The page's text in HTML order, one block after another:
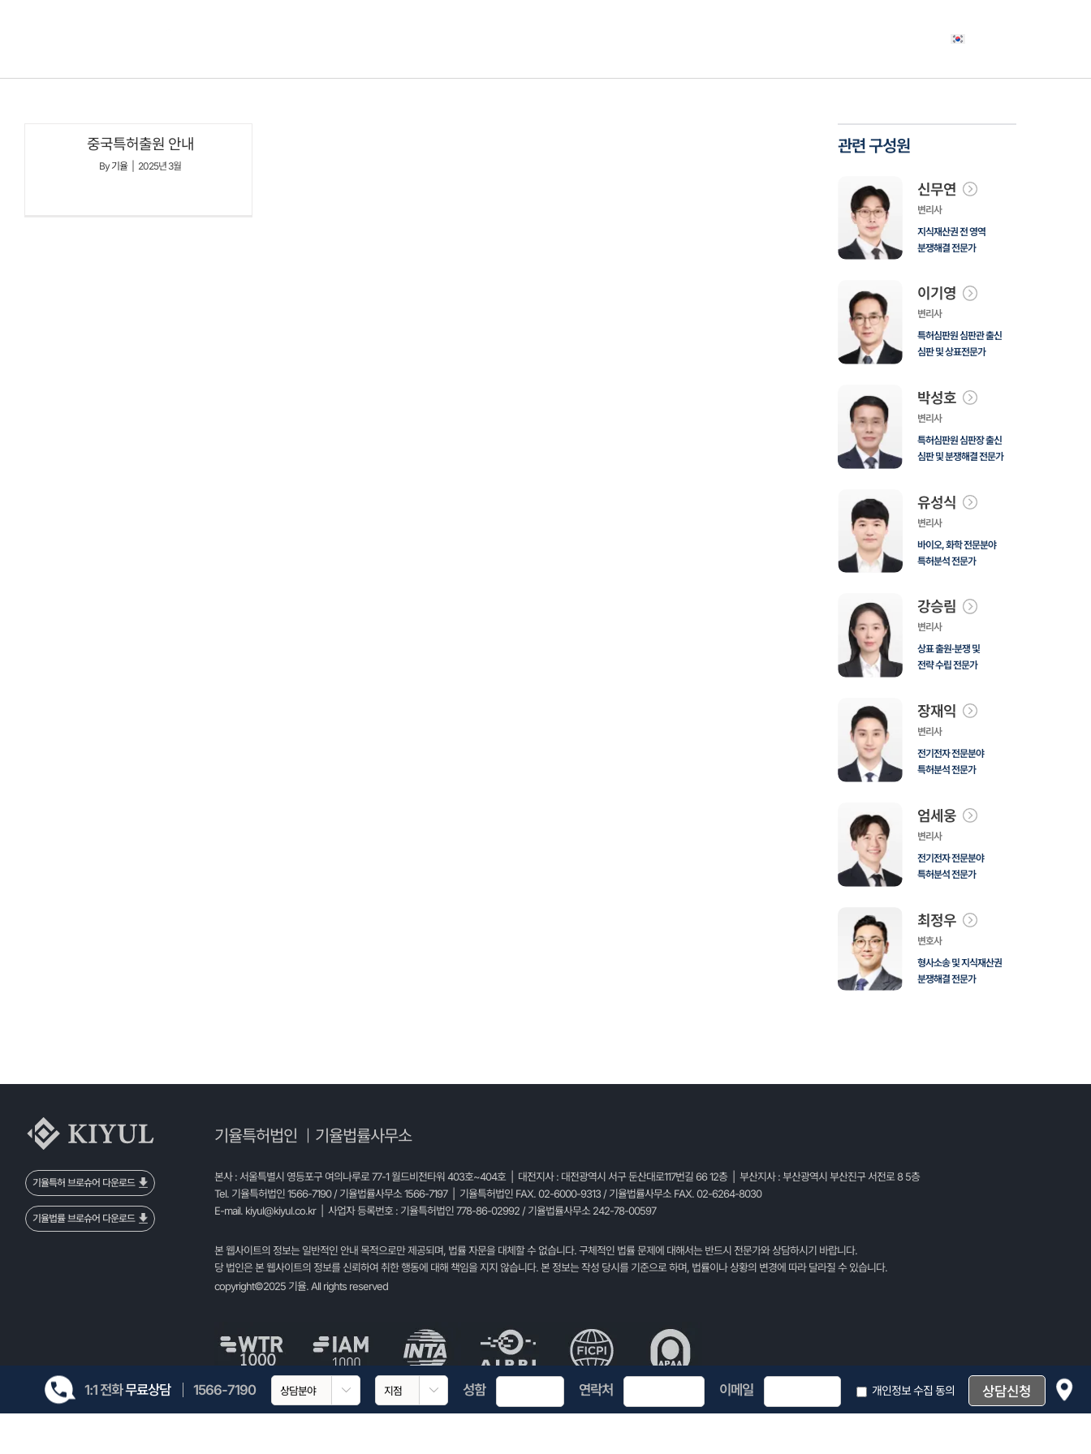
중국특허출원 안내
By기율 2025년 3월
관련 구성원
신무연
변리사
지식재산권 전 영역
분쟁해결 전문가
이기영
변리사
특허심판원 심판관 출신
심판 및 상표전문가
박성호
변리사
특허심판원 심판장 출신
심판 및 분쟁해결 전문가
유성식
변리사
바이오, 화학 전문분야
특허분석 전문가
강승림
변리사
상표 출원·분쟁 및
전략 수립 전문가
장재익
변리사
전기전자 전문분야
특허분석 전문가
엄세웅
변리사
전기전자 전문분야
특허분석 전문가
최정우
변호사
형사소송 및 지식재산권
분쟁해결 전문가
기율특허 브로슈어 다운로드
기율법률 브로슈어 다운로드
기율특허법인 기율법률사무소
본사 : 서울특별시 영등포구 여의나루로 77-1 월드비전타워 403호~404호 | 대전지사 : 대전광역시 서구 둔산대로117번길 66 12층 | 부산지사 : 부산광역시 부산진구 서전로 8 5층
Tel. 기율특허법인 1566-7190 / 기율법률사무소 1566-7197 | 기율특허법인 FAX. 02-6000-9313 / 기율법률사무소 FAX. 02-6264-8030
E-mail. kiyul@kiyul.co.kr| 사업자 등록번호 : 기율특허법인 778-86-02992 / 기율법률사무소 242-78-00597
본 웹사이트의 정보는 일반적인 안내 목적으로만 제공되며, 법률 자문을 대체할 수 없습니다. 구체적인 법률 문제에 대해서는 반드시 전문가와 상담하시기 바랍니다.
당 법인은 본 웹사이트의 정보를 신뢰하여 취한 행동에 대해 책임을 지지 않습니다. 본 정보는 작성 당시를 기준으로 하며, 법률이나 상황의 변경에 따라 달라질 수 있습니다.
copyright©2025 기율. All rights reserved
1:1 전화무료상담 1566-7190   성함 연락처 이메일 개인정보 수집 동의